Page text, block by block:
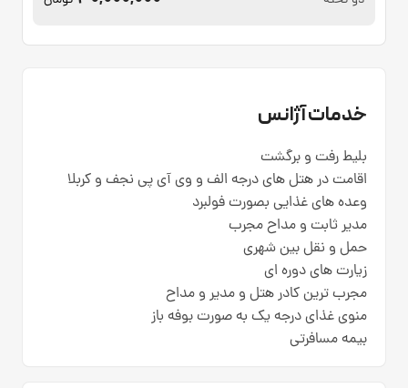
خدمات آژانس
بلیط رفت و برگشت
اقامت در هتل های درجه الف و وی آی پی نجف و کربلا
وعده های غذایی بصورت فولبرد
مدیر ثابت و مداح مجرب
حمل و نقل بین شهری
زیارت های دوره ای
مجرب ترین کادر هتل و مدیر و مداح
منوی غذای درجه یک به صورت بوفه باز
بیمه مسافرتی